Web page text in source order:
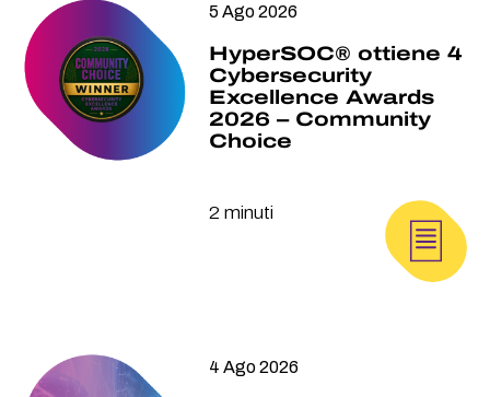
5 Ago 2026
HyperSOC® ottiene 4
Cybersecurity
Excellence Awards
2026 – Community
Choice
2 minuti
4 Ago 2026